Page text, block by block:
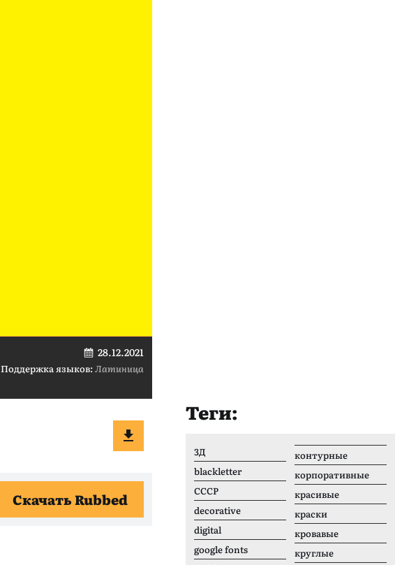
28.12.2021
Поддержка языков:Латиница
Скачать Rubbed
Теги:
3Д
blackletter
CCCР
decorative
digital
google fonts
контурные
корпоративные
красивые
краски
кровавые
круглые